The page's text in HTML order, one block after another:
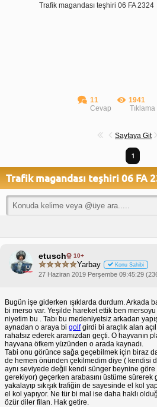
Trafik magandası teşhiri 06 FA 2324
11
Cevap
1941
Tıklama
Sayfaya Git
1
Trafik magandası teşhiri 06 FA
etusch 10+
Yarbay Konu Sahibi
27 Haziran 2019 Perşembe 09:45:29
Bugün işe giderken ışıklarda durdum. Arkada
bi merso var. Yeşilde hareket ettik ben
niyetim bu . Tabı bu medeniyetsiz arkadan
aynadan o araya bi golfgirdi bi araçlık alan
rahatsız ederek aramızdan geçti. O hayvanın
hayvana öfkem yüzünden o arada kaynadı.
Tabi onu görünce sağa geçebilmek için biraz
de hemen önünden çekilmedim diye ( kendisi
aynı seviyede değil kendi sünger beynine
gerekiyor) geçerken arabasını üstüme sürerek
yakalayıp sıkışık trafiğin de sayesinde el kol
el kol yapıyor. Ne tür bi mal ise daha haklı
özür diler filan. Hak getire.